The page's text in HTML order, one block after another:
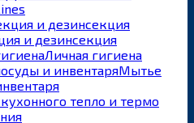
и дезинсекция
Личная гигиена
Мытье